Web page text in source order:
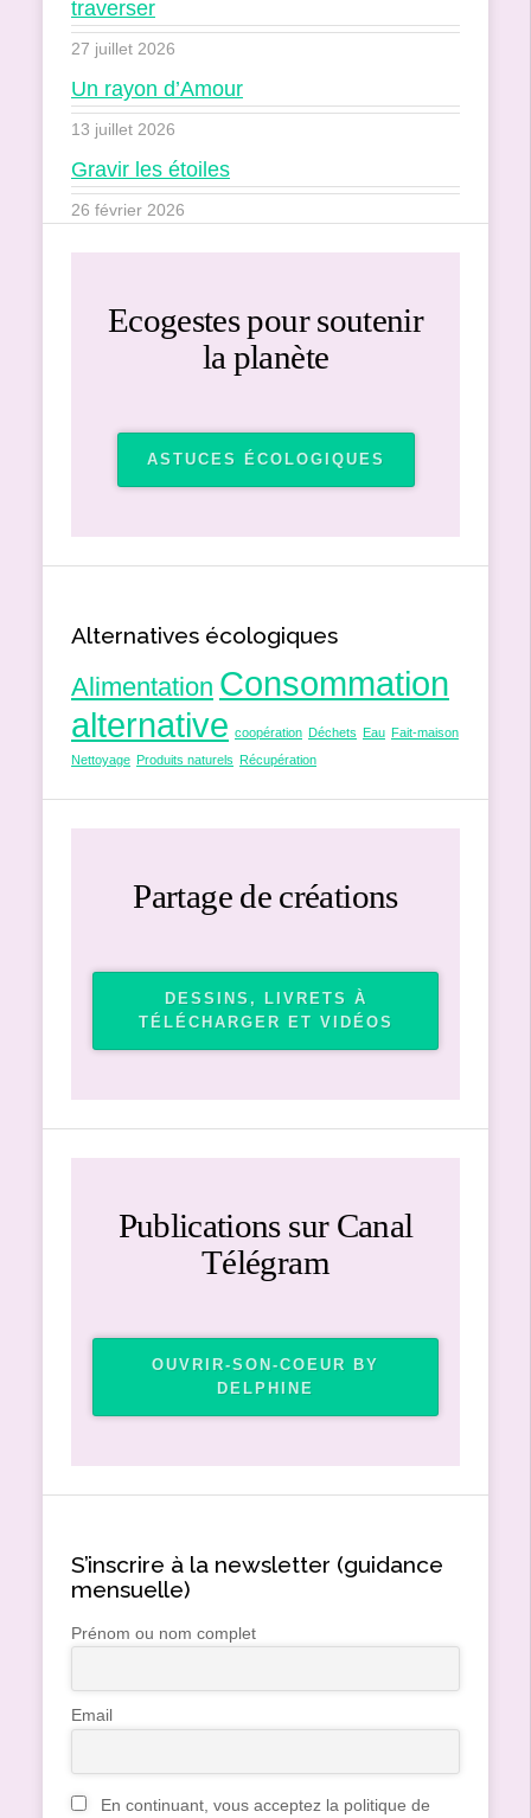
traverser
27 juillet 2026
Un rayon d’Amour
13 juillet 2026
Gravir les étoiles
26 février 2026
Ecogestes pour soutenir
la planète
ASTUCES ÉCOLOGIQUES
Alternatives écologiques
Alimentation Consommation
alternative coopération Déchets Eau Fait-maison
Nettoyage Produits naturels Récupération
Partage de créations
DESSINS, LIVRETS À
TÉLÉCHARGER ET VIDÉOS
Publications sur Canal
Télégram
OUVRIR-SON-COEUR BY
DELPHINE
S’inscrire à la newsletter (guidance
mensuelle)
Prénom ou nom complet
Email
En continuant, vous acceptez la politique de